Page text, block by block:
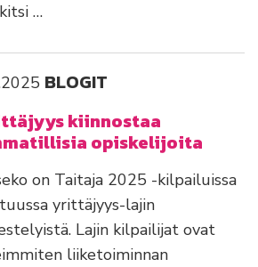
…
BLOGIT
kiinnostaa
opiskelijoita
on Taitaja 2025 -kilpailuissa
yrittäjyys-lajin
Lajin kilpailijat ovat
liiketoiminnan